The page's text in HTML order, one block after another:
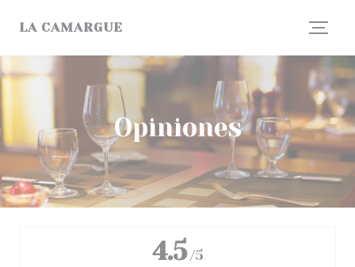
LA CAMARGUE
Opiniones
4.5 /5